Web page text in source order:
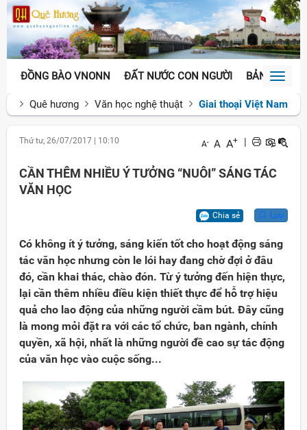
ĐỒNG BÀO VNONN ĐẤT NƯỚC CON NGƯỜI BẢN SẮCToggle
Quê hương
Văn học nghệ thuật Giai thoại Việt Nam
Thứ tư, 26/07/2017 10:10 A- A A+
CẦN THÊM NHIỀU Ý TƯỞNG “NUÔI” SÁNG TÁC
VĂN HỌC
Chia sẻ Lưu
Có không ít ý tưởng, sáng kiến tốt cho hoạt động sáng
tác văn học nhưng còn le lói hay đang chờ đợi ở đâu
đó, cần khai thác, chào đón. Từ ý tưởng đến hiện thực,
lại cần thêm nhiều điều kiện thiết thực để hỗ trợ hiệu
quả cho lao động của những người cầm bút. Đây cũng
là mong mỏi đặt ra với các tổ chức, ban ngành, chính
quyền, xã hội, nhất là những người đề cao sự tác động
của văn học vào cuộc sống...